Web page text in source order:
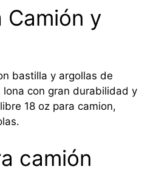
Camión y
bastilla y argollas de
con gran durabilidad y
18 oz para camion,
camión